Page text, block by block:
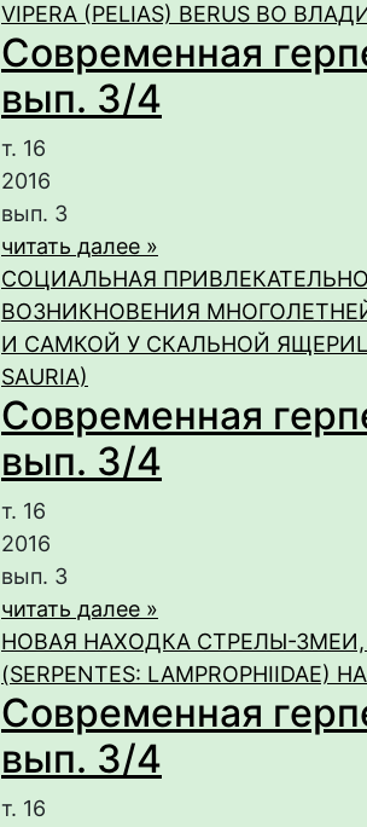
VIPERA (PELIAS) BERUS ВО
Современная
вып. 3/4
т. 16
2016
вып. 3
читать далее »
СОЦИАЛЬНАЯ
ВОЗНИКНОВЕНИЯ
И САМКОЙ У СКАЛЬНОЙ ЯЩЕРИЦЫ
SAURIA)
Современная
вып. 3/4
т. 16
2016
вып. 3
читать далее »
НОВАЯ НАХОДКА СТРЕЛЫ-ЗМЕИ,
(SERPENTES: LAMPROPHIIDAE)
Современная
вып. 3/4
т. 16